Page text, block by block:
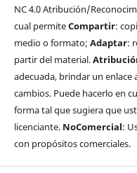
NC 4.0 Atribución/
cual permiteCompartir:
medio o formato; Adaptar:
partir del material.
adecuada, brindar un enlace
cambios. Puede hacerlo en
forma tal que sugiera que
licenciante. NoComercial:
con propósitos comerciales.